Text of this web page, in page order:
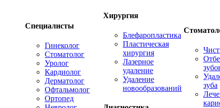
Специалисты
Гинеколог
Стоматолог
Уролог
Кардиолог
Дерматолог
Офтальмолог
Ортопед
Хирургия
Блефаропластика
Пластическая
хирургия
Лазерное
удаление
Удаление
новообразований
зуба